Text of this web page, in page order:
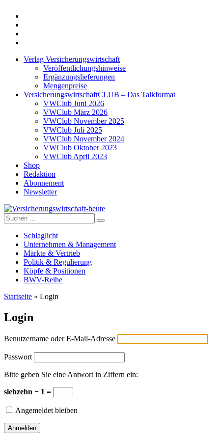
Verlag Versicherungswirtschaft
Veröffentlichungshinweise
Ergänzungslieferungen
Mengenpreise
VersicherungswirtschaftCLUB – Das Talkformat
VWClub Juni 2026
VWClub März 2026
VWClub November 2025
VWClub Juli 2025
VWClub November 2024
VWClub Oktober 2023
VWClub April 2023
Shop
Redaktion
Abonnement
Newsletter
Versicherungswirtschaft-heute
Suche
nach:
Schlaglicht
Unternehmen & Management
Märkte & Vertrieb
Politik & Regulierung
Köpfe & Positionen
BWV-Reihe
Startseite » Login
Login
Benutzername oder E-Mail-Adresse
Passwort
Bitte geben Sie eine Antwort in Ziffern ein:
siebzehn − 1 =
Angemeldet bleiben